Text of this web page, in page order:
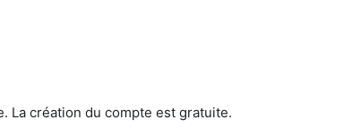
La création du compte est gratuite.